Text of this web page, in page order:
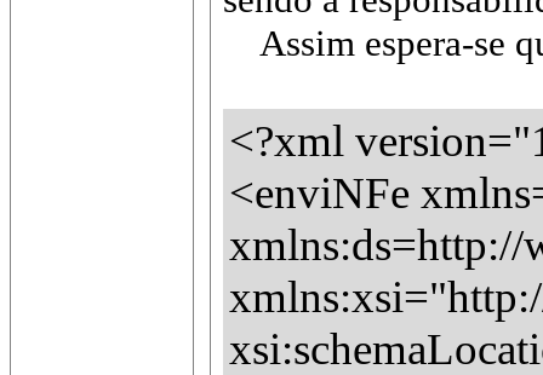
Assim espera-se
<?xml
<enviNFe